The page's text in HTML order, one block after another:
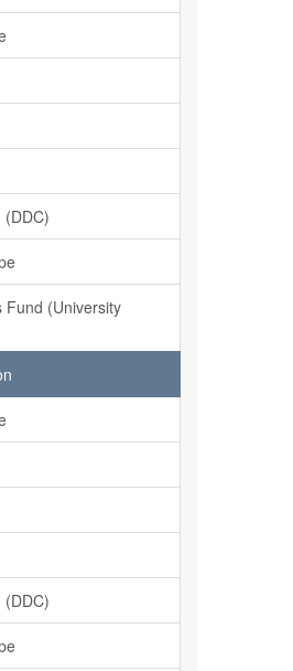
(DDC)
Fund (University
(DDC)